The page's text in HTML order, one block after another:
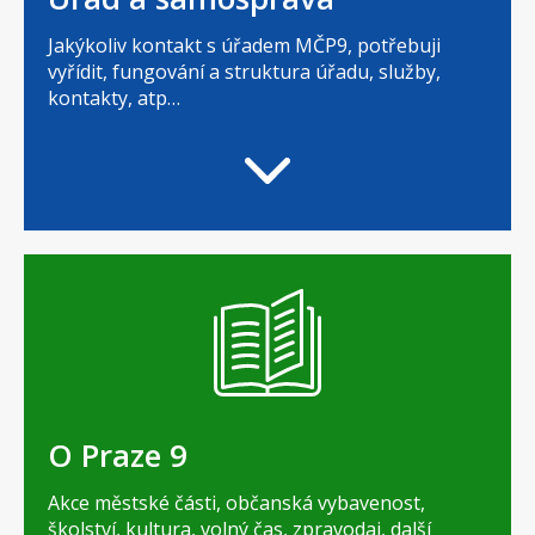
Jakýkoliv kontakt s úřadem MČP9, potřebuji
vyřídit, fungování a struktura úřadu, služby,
kontakty, atp…
O Praze 9
Akce městské části, občanská vybavenost,
školství, kultura, volný čas, zpravodaj, další